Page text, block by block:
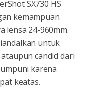
SX730 HS
kemampuan
lensa 24-960mm.
untuk
candid dari
karena
keatas.